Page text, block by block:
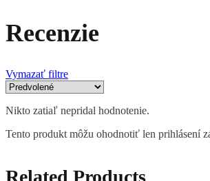
Recenzie
Vymazať filtre
Nikto zatiaľ nepridal hodnotenie.
Tento produkt môžu ohodnotiť len prihlásení